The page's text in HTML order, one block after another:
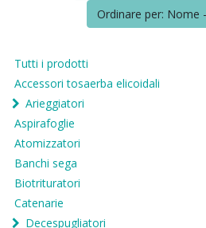
Ordinare per: Nome
Tutti i prodotti
Accessori tosaerba elicoidali
Arieggiatori
Aspirafoglie
Atomizzatori
Banchi sega
Biotrituratori
Catenarie
Decespugliatori